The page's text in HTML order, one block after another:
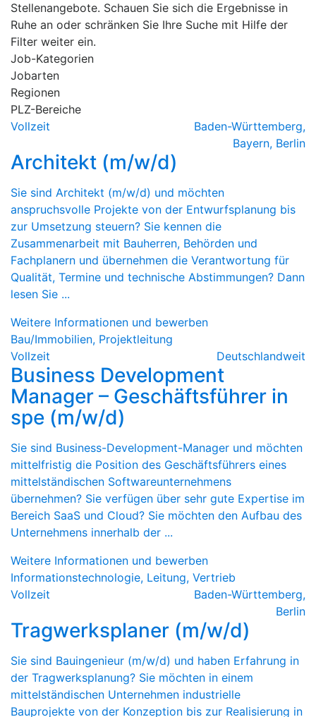
Stellenangebote. Schauen Sie sich die Ergebnisse in
Ruhe an oder schränken Sie Ihre Suche mit Hilfe der
Filter weiter ein.
Job-Kategorien
Jobarten
Regionen
PLZ-Bereiche
Vollzeit
Baden-Württemberg,
Bayern, Berlin
Architekt (m/w/d)
Sie sind Architekt (m/w/d) und möchten
anspruchsvolle Projekte von der Entwurfsplanung bis
zur Umsetzung steuern? Sie kennen die
Zusammenarbeit mit Bauherren, Behörden und
Fachplanern und übernehmen die Verantwortung für
Qualität, Termine und technische Abstimmungen? Dann
lesen Sie ...
Weitere Informationen und bewerben
Bau/Immobilien, Projektleitung
Vollzeit
Deutschlandweit
Business Development
Manager – Geschäftsführer in
spe (m/w/d)
Sie sind Business-Development-Manager und möchten
mittelfristig die Position des Geschäftsführers eines
mittelständischen Softwareunternehmens
übernehmen? Sie verfügen über sehr gute Expertise im
Bereich SaaS und Cloud? Sie möchten den Aufbau des
Unternehmens innerhalb der ...
Weitere Informationen und bewerben
Informationstechnologie, Leitung, Vertrieb
Vollzeit
Baden-Württemberg,
Berlin
Tragwerksplaner (m/w/d)
Sie sind Bauingenieur (m/w/d) und haben Erfahrung in
der Tragwerksplanung? Sie möchten in einem
mittelständischen Unternehmen industrielle
Bauprojekte von der Konzeption bis zur Realisierung in